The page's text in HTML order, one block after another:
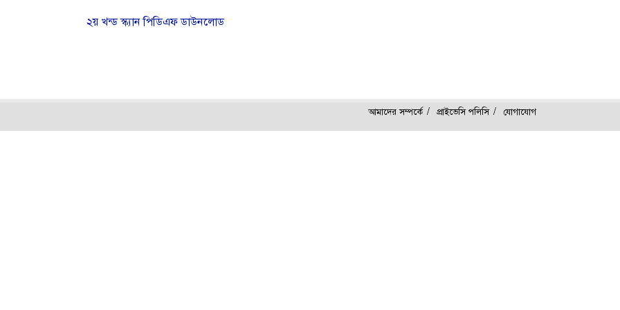
২য় খন্ড স্ক্যান পিডিএফ ডাউনলোড
আমাদের সম্পর্কে প্রাইভেসি পলিসি যোগাযোগ